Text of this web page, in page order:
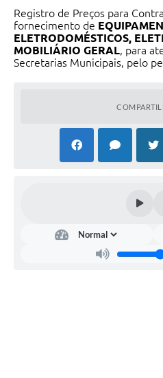
Pesquisa de satisfação
Turismo
Registro de Preços para
fornecimento de
ELETRODOMÉSTICOS,
MOBILIÁRIO GERAL, para
Secretarias Municipais, pelo